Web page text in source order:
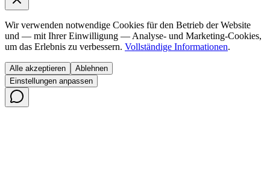
Wir verwenden notwendige Cookies für den Betrieb der Website
und — mit Ihrer Einwilligung — Analyse- und Marketing-Cookies,
um das Erlebnis zu verbessern. Vollständige Informationen.
Alle akzeptieren
Ablehnen
Einstellungen anpassen